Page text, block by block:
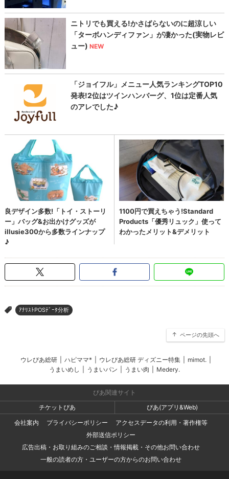
> ｱﾅﾘｽﾄPOSﾃﾞｰﾀ分析
ページの先頭へ
ウレぴあ総研 ハピママ* ウレぴあ総研 ディズニー特集 mimot.
うまいめし
うまいパン うまい肉 Medery.
ぴあ関連サイト
チケットぴあ
ぴあ(アプリ&Web)
会社案内
プライバシーポリシー
アクセスデータの利用・著作権等
外部送信ポリシー
広告出稿・お取り組みのご相談・情報掲載・その他お問い合わせ
一般の読者の方・ユーザーの方からのお問い合わせ